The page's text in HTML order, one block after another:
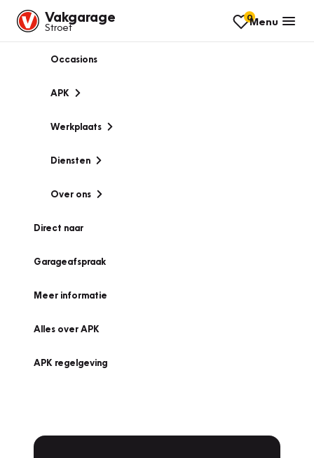
Vakgarage
Stroet
0Menu
Occasions
APK
Werkplaats
Diensten
Over ons
Direct naar
Garageafspraak
Meer informatie
Alles over APK
APK regelgeving